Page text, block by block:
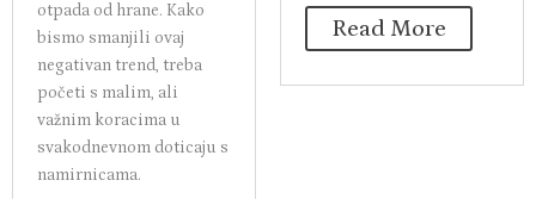
otpada od hrane. Kako
bismo smanjili ovaj
negativan trend, treba
početi s malim, ali
važnim koracima u
svakodnevnom doticaju s
namirnicama.
Read More